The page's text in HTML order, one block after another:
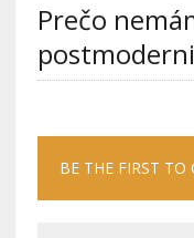
Prečo
BE THE FIRST TO